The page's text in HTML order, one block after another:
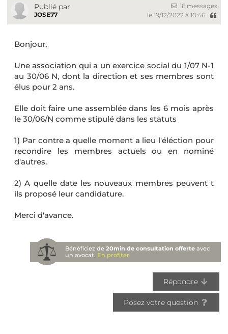
Publié par
JOSE77
16 messages
le 19/12/2022 à 10:46
Bonjour,
Une association qui a un exercice social du 1/07 N-1
au 30/06 N, dont la direction et ses membres sont
élus pour 2 ans.
Elle doit faire une assemblée dans les 6 mois après
le 30/06/N comme stipulé dans les statuts
1) Par contre a quelle moment a lieu l'éléction pour
recondire les membres actuels ou en nominé
d'autres.
2) A quelle date les nouveaux membres peuvent t
ils proposé leur candidature.
Merci d'avance.
Bénéficiez de20min de consultation offerte avec
un avocat. En profiter
Répondre
Posez votre question